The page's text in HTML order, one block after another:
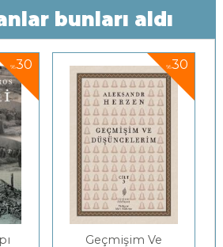
bunları aldı
%30 %30
Geçmişim Ve